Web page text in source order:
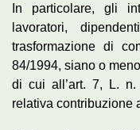
In particolare, gli
lavoratori,
trasformazione di
84/1994, siano o
di cui all’art. 7, L. n.
relativa contribuzione